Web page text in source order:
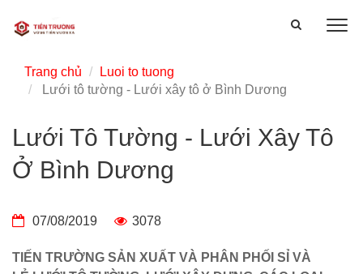
Lưới Tô Tường - Lưới Xây Tô
Ở Bình Dương
07/08/2019 3078
TIẾN TRƯỜNG SẢN XUẤT VÀ PHÂN PHỐI SỈ VÀ
Trang chủ
Luoi to tuong
Lưới tô tường - Lưới xây tô ở Bình Dương